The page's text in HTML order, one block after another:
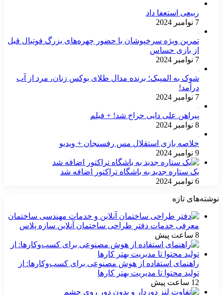
ربیعی استعفا داد
7 نوامبر 2024
تمرین ویژه سرخپوشان با حضور چهره‌های بزرگ فوتبال قبل
از بازی حساس
7 نوامبر 2024
شوک به المپیک؛ برنده مدال طلای بوکس زنان، مرد از آب
درآمد!
7 نوامبر 2024
پیراهن علی دایی حراج شد! + فیلم
8 نوامبر 2024
خلاصه بازی استقلال مس رفسنجان + ویدیو
9 نوامبر 2024
یک ستاره جدید به باشگاه تراکتور اضافه شد
6 نوامبر 2024
نوشته‌های تازه
معرفی خدمات دفتر طراحی ساختمان آنلاین سازه پلاس
8 ساعت پیش
راهنمای استفاده از هوش مصنوعی برای کسب‌وکارها: از
تولید محتوا تا مدیریت بهتر کارها
12 ساعت پیش